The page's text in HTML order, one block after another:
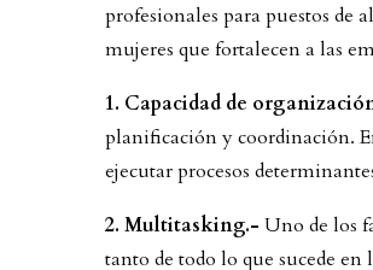
profesionales para puestos de
mujeres que fortalecen a las
1. Capacidad de
planificación y coordinación.
ejecutar procesos
2. Multitasking.- Uno de los
tanto de todo lo que sucede en